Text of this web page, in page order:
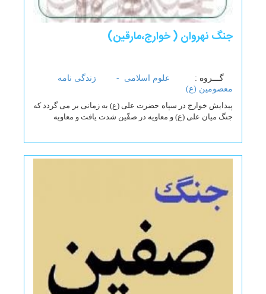
جنگ نهروان ( خوارج،مارقین)
گـــروه : علوم اسلامی -
زندگی نامه
معصومین (ع)
پیدایش خوارج در سپاه حضرت علی (ع) به زمانی بر می گردد که
جنگ میان علی (ع) و معاویه در صفّین شدت یافت و معاویه